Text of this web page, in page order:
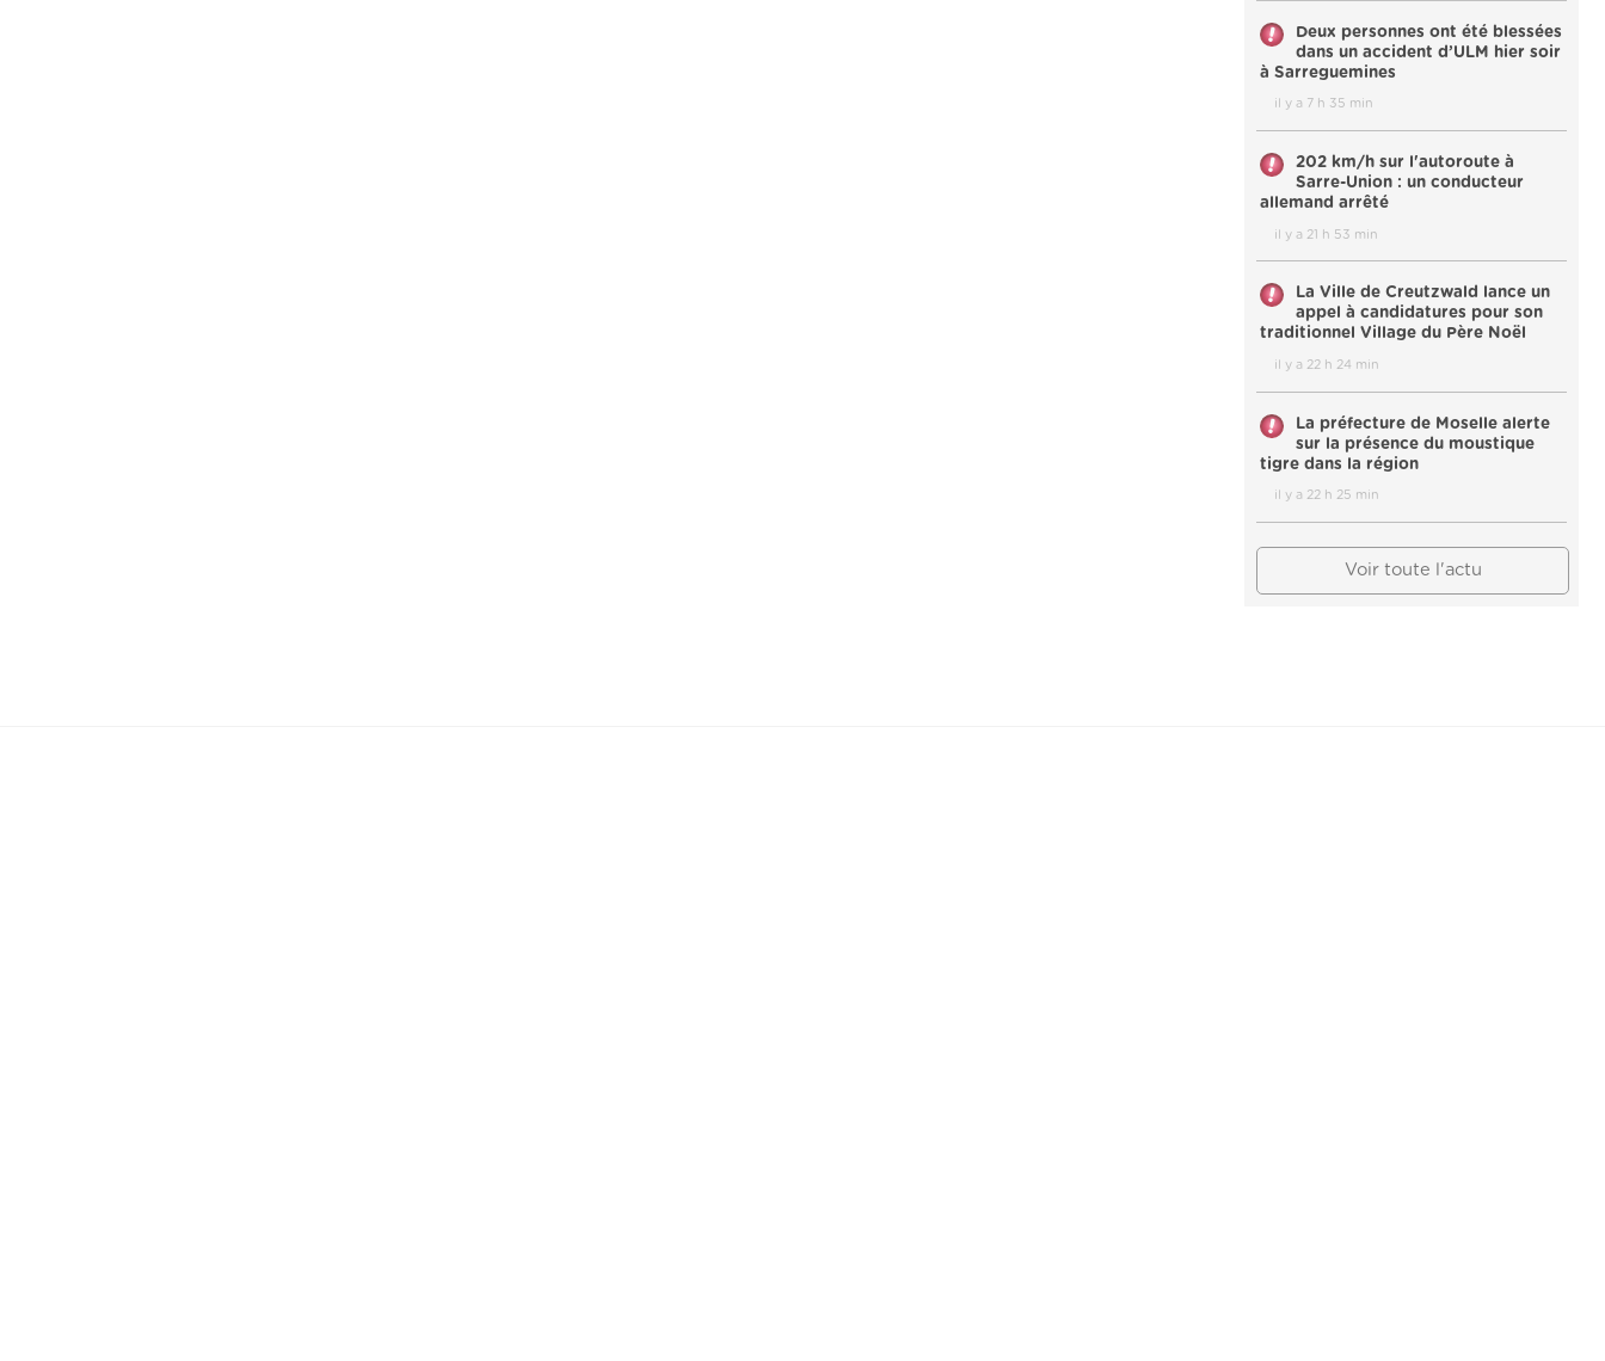
Deux personnes ont été blessées
dans un accident d’ULM hier soir
à Sarreguemines
il y a 7 h 35 min
202 km/h sur l'autoroute à
Sarre-Union : un conducteur
allemand arrêté
il y a 21 h 53 min
La Ville de Creutzwald lance un
appel à candidatures pour son
traditionnel Village du Père Noël
il y a 22 h 24 min
La préfecture de Moselle alerte
sur la présence du moustique
tigre dans la région
il y a 22 h 25 min
Voir toute l'actu